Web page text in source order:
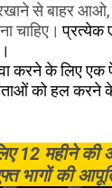
से बाहर आओ,
चाहिए। प्रत्येक
करने के लिएएक
को हल करने के
12 महीने की
भागों की